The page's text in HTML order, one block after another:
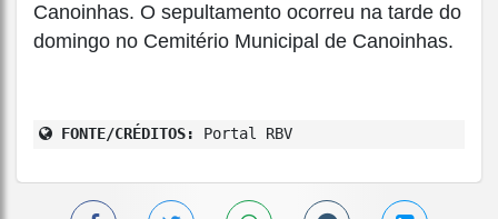
Canoinhas. O sepultamento ocorreu na tarde do
domingo no Cemitério Municipal de Canoinhas.
FONTE/CRÉDITOS: Portal RBV